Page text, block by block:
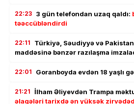
22:23 3 gün telefondan uzaq qaldı:
təəccübləndirdi
22:11
Türkiyə, Səudiyyə və
maddəsinə bənzər razılaşma
22:01 Goranboyda evdən 18 yaşlı
21:21 İlham Əliyevdən Trampa
əlaqələri tarixdə ən yüksək